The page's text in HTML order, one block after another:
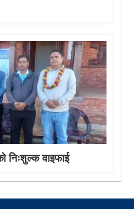
निःशुल्क वाइफाई